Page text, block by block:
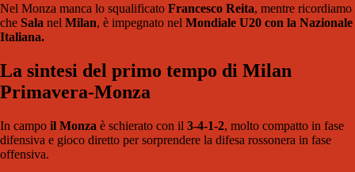
Nel Monza manca lo squalificato Francesco Reita, mentre ricordiamo
che Sala nel Milan, è impegnato nel Mondiale U20 con la Nazionale
Italiana.
La sintesi del primo tempo di Milan
Primavera-Monza
In campo il Monza è schierato con il 3-4-1-2, molto compatto in fase
difensiva e gioco diretto per sorprendere la difesa rossonera in fase
offensiva.